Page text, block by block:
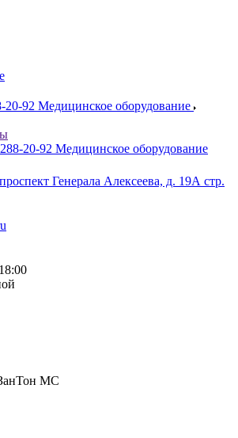
20-92 Медицинское оборудование
20-92 Медицинское оборудование
Генерала Алексеева, д. 19А стр.
МС